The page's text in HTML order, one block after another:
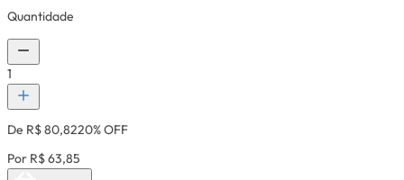
Quantidade
1
De R$ 80,8220% OFF
Por R$ 63,85